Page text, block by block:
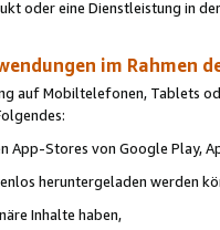
oder eine Dienstleistung in
im Rahmen
auf Mobiltelefonen, Tablets
App-Stores von Google Play,
heruntergeladen werden
Inhalte haben,